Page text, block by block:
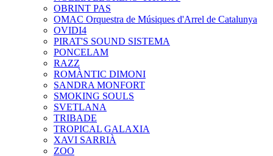
OBRINT PAS
OMAC Orquestra de Músiques d'Arrel de Catalunya
OVIDI4
PIRAT'S SOUND SISTEMA
PONCELAM
RAZZ
ROMÀNTIC DIMONI
SANDRA MONFORT
SMOKING SOULS
SVETLANA
TRIBADE
TROPICAL GALAXIA
XAVI SARRIÀ
ZOO